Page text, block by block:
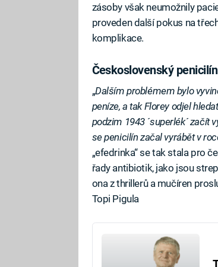
zásoby však neumožnily
proveden další pokus na
komplikace.
Československý penicilín
„Dalším problémem bylo
peníze, a tak Florey odjel
podzim 1943 ´superlék´ začít
se penicilín začal vyrábět v
„efedrinka“ se tak stala pro
řady antibiotik, jako jsou
ona z thrillerů a mučíren
Topi Pigula